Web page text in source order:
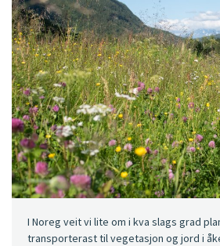
I Noreg veit vi lite om i kva slags grad
transporterast til vegetasjon og jord i